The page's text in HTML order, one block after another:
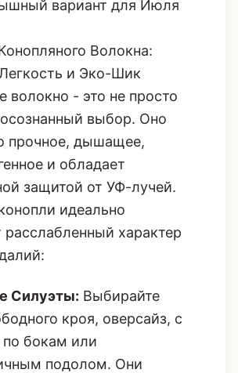
вариант для Июля
Волокна:
и Эко-Шик
волокно - это не просто
выбор. Оно
прочное, дышащее,
и обладает
защитой от УФ-лучей.
идеально
характер
Силуэты: Выбирайте
кроя, оверсайз, с
по бокам или
подолом. Они